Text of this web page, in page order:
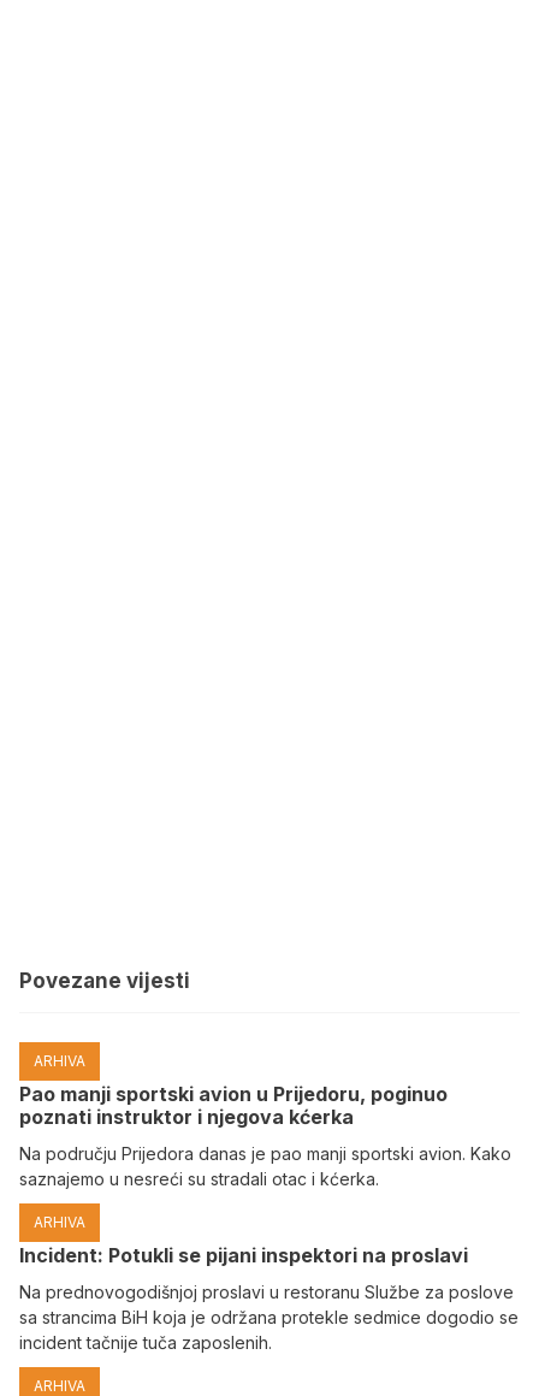
Povezane vijesti
ARHIVA
Pao manji sportski avion u Prijedoru, poginuo
poznati instruktor i njegova kćerka
Na području Prijedora danas je pao manji sportski avion. Kako
saznajemo u nesreći su stradali otac i kćerka.
ARHIVA
Incident: Potukli se pijani inspektori na proslavi
Na prednovogodišnjoj proslavi u restoranu Službe za poslove
sa strancima BiH koja je održana protekle sedmice dogodio se
incident tačnije tuča zaposlenih.
ARHIVA